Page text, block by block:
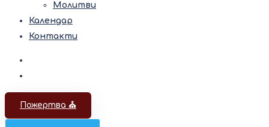
Молитви
Календар
Контакти
Пожертва ⛪️